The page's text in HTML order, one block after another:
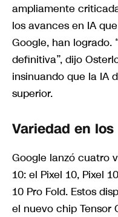
ampliamente
los avances en IA
Google, han logrado.
definitiva”, dijo
insinuando que la IA
superior.
Variedad en
Google lanzó cuatro
10: el Pixel 10, Pixel
10 Pro Fold. Estos
el nuevo chip Tensor